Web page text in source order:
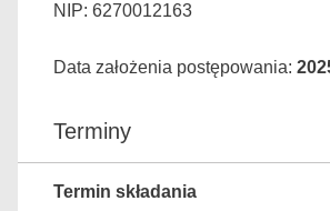
NIP: 6270012163
Data założenia postępowania:
Terminy
Termin składania